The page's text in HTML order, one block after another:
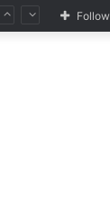
Follow